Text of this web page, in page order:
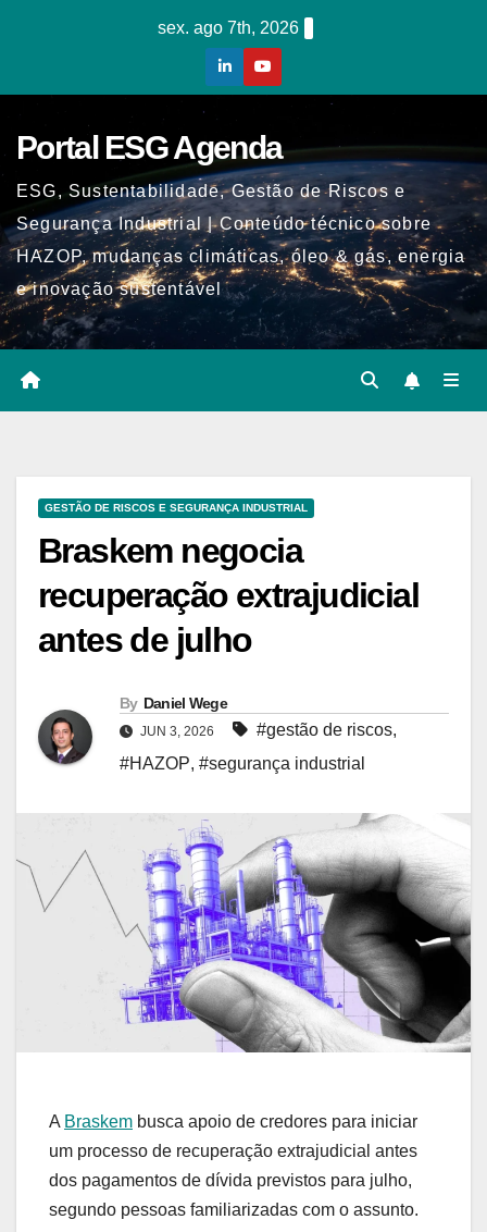
sex. ago 7th, 2026
Portal ESG Agenda
ESG, Sustentabilidade, Gestão de Riscos e
Segurança Industrial | Conteúdo técnico sobre
HAZOP, mudanças climáticas, óleo & gás, energia
e inovação sustentável
GESTÃO DE RISCOS E SEGURANÇA INDUSTRIAL
Braskem negocia
recuperação extrajudicial
antes de julho
By Daniel Wege
JUN 3, 2026 #gestão de riscos,
#HAZOP, #segurança industrial
A Braskem busca apoio de credores para iniciar
um processo de recuperação extrajudicial antes
dos pagamentos de dívida previstos para julho,
segundo pessoas familiarizadas com o assunto.